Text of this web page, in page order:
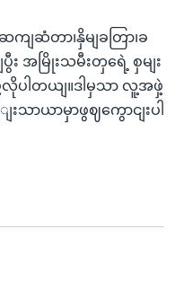
ျဆံတာ၊နှိမျခတြာ၊ခ
အမြိုးသမီးတှရေဲ့ စှမျး
ါတယျ။ဒါမှသာ လူ့အဖှဲ့
းသာယာမှာဖွဈကွောငျးပါ